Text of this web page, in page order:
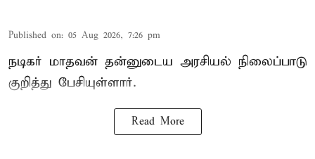
Published on: 05 Aug 2026, 7:26 pm
நடிகர் மாதவன் தன்னுடைய அரசியல் நிலைப்பாடு
குறித்து பேசியுள்ளார்.
Read More